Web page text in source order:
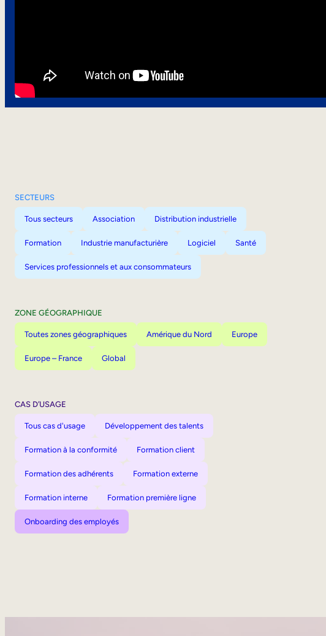
SECTEURS
Tous secteurs Association Distribution industrielle
Formation Industrie manufacturière Logiciel Santé
Services professionnels et aux consommateurs
ZONE GÉOGRAPHIQUE
Toutes zones géographiques Amérique du Nord Europe
Europe – France Global
CAS D’USAGE
Tous cas d'usage Développement des talents
Formation à la conformité Formation client
Formation des adhérents Formation externe
Formation interne Formation première ligne
Onboarding des employés